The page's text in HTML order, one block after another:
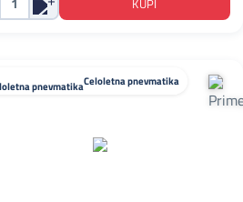
Celoletna pnevmatika